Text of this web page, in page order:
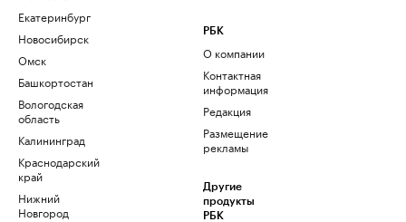
Екатеринбург
Новосибирск
Омск
Башкортостан
Вологодская
область
Калининград
Краснодарский
край
Нижний
Новгород
РБК
О компании
Контактная
информация
Редакция
Размещение
рекламы
Другие
продукты
РБК